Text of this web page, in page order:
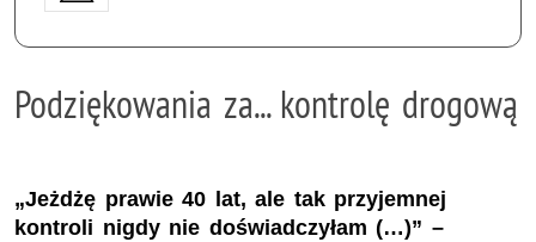
Podziękowania za... kontrolę drogową
„Jeżdżę prawie 40 lat, ale tak przyjemnej
kontroli nigdy nie doświadczyłam (…)” –